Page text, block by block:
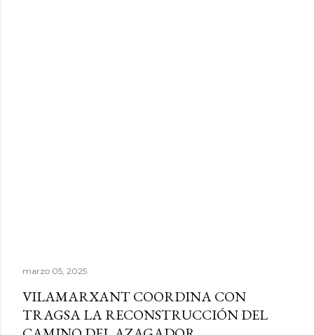
marzo 05, 2025
VILAMARXANT COORDINA CON
TRAGSA LA RECONSTRUCCIÓN DEL